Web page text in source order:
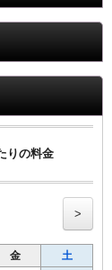
りの料金
>
金 土